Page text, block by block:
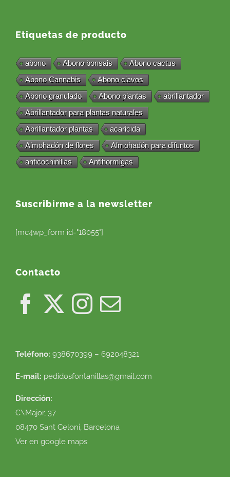
Etiquetas de producto
abono Abono bonsais
Abono cactus
Abono Cannabis
Abono clavos
Abono granulado
Abono plantas
abrillantador
Abrillantador para plantas naturales
Abrillantador plantas
acaricida
Almohadón de flores
Almohadón para difuntos
anticochinillas
Antihormigas
Suscribirme a la newsletter
[mc4wp_form id="18055"]
Contacto
Teléfono: 938670399 – 692048321
E-mail: pedidosfontanillas@gmail.com
Dirección:
C\Major, 37
08470 Sant Celoni, Barcelona
Ver en google maps